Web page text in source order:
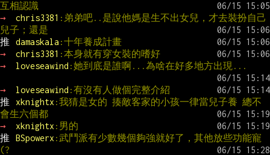
互相認識
→
chris3381 :弟弟吧..是說他媽是生不出女兒，才去裝扮自己
兒子；還是
推
damaskala :十年養成計畫
→
chris3381 :本身就有穿女裝的嗜好
→
loveseawind :她到底是誰啊...為啥在好多地方出現...
→ loveseawind :有沒有人做個完整介紹
推
xknightx :我猜是女的 揍敵客家的小孩一律當兒子養 總不
會生六個都
→
xknightx :男的
推
BSpowerx :武鬥派有少數幾個夠強就好了，其他放些功能寵
(?